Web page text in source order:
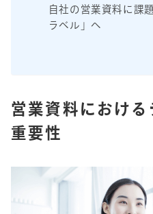
自社の営業資料に課
ラベル」へ
営業資料における
重要性